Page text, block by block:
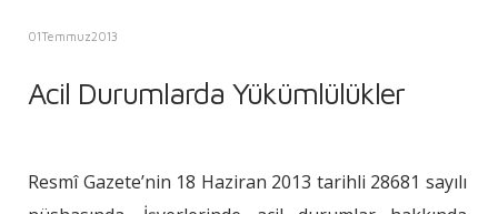
01Temmuz2013
Acil Durumlarda Yükümlülükler
Resmî Gazete’nin 18 Haziran 2013 tarihli 28681 sayılı